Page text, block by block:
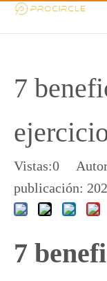
7
Vistas:0
publicación:
7